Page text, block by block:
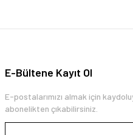
E-Bültene Kayıt Ol
E-postalarımızı almak için
abonelikten çıkabilirsiniz.